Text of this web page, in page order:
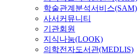
학술관계분석서비스(SAM)
사서커뮤니티
기관회원
지식나눔(LOOK)
의학전자도서관(MEDLIS)